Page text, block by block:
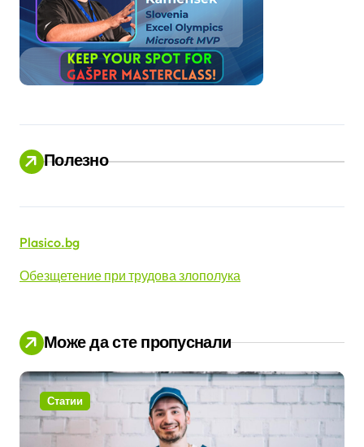
Полезно
Plasico.bg
Обезщетение при трудова злополука
Може да сте пропуснали
Статии